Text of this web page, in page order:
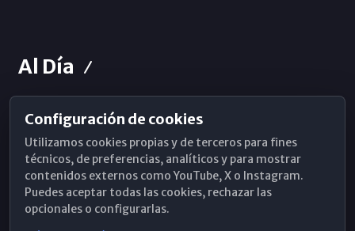
Al Día
Horarios de Misa
Hemeroteca
WhatsApp
Configuración de cookies
Utilizamos cookies propias y de terceros para fines
técnicos, de preferencias, analíticos y para mostrar
contenidos externos como YouTube, X o Instagram.
Puedes aceptar todas las cookies, rechazar las
opcionales o configurarlas.